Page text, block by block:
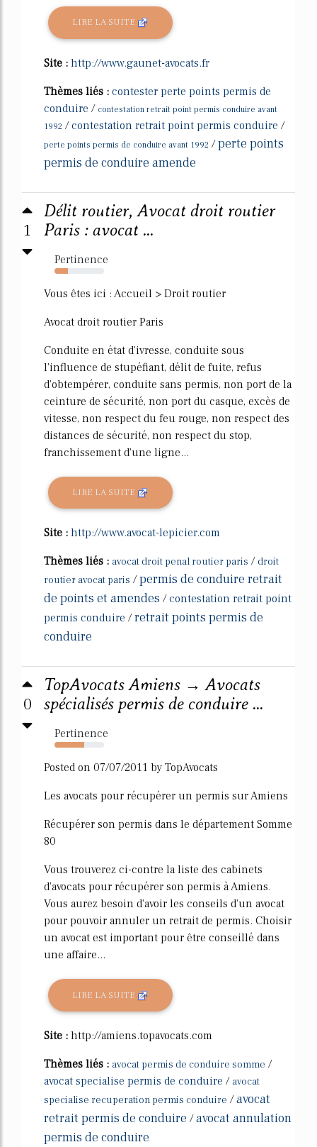
LIRE LA SUITE
Site : http://www.gaunet-avocats.fr
Thèmes liés : contester perte points permis de
conduire / contestation retrait point permis conduire avant
1992 /contestation retrait point permis conduire /
perte points permis de conduire avant 1992 /perte points
permis de conduire amende
1
Délit routier, Avocat droit routier
Paris : avocat ...
Pertinence
27%
Vous êtes ici : Accueil > Droit routier
Avocat droit routier Paris
Conduite en état d'ivresse, conduite sous
l'influence de stupéfiant, délit de fuite, refus
d'obtempérer, conduite sans permis, non port de la
ceinture de sécurité, non port du casque, excès de
vitesse, non respect du feu rouge, non respect des
distances de sécurité, non respect du stop,
franchissement d'une ligne...
LIRE LA SUITE
Site : http://www.avocat-lepicier.com
Thèmes liés : avocat droit penal routier paris / droit
routier avocat paris /permis de conduire retrait
de points et amendes /contestation retrait point
permis conduire /retrait points permis de
conduire
0
TopAvocats Amiens → Avocats
spécialisés permis de conduire ...
Pertinence
60%
Posted on 07/07/2011 by TopAvocats
Les avocats pour récupérer un permis sur Amiens
Récupérer son permis dans le département Somme
80
Vous trouverez ci-contre la liste des cabinets
d'avocats pour récupérer son permis à Amiens.
Vous aurez besoin d'avoir les conseils d'un avocat
pour pouvoir annuler un retrait de permis. Choisir
un avocat est important pour être conseillé dans
une affaire...
LIRE LA SUITE
Site : http://amiens.topavocats.com
Thèmes liés : avocat permis de conduire somme /
avocat specialise permis de conduire / avocat
specialise recuperation permis conduire /avocat
retrait permis de conduire /avocat annulation
permis de conduire